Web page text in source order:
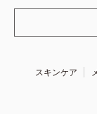
スキンケア